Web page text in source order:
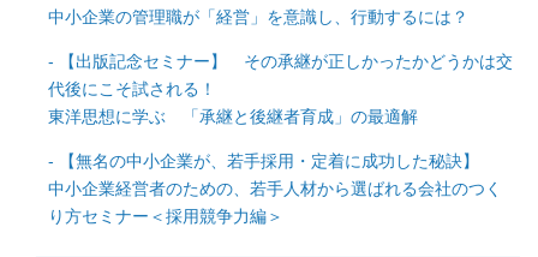
中小企業の管理職が「経営」を意識し、行動するには？
【出版記念セミナー】 その承継が正しかったかどうかは交
代後にこそ試される！
東洋思想に学ぶ 「承継と後継者育成」の最適解
【無名の中小企業が、若手採用・定着に成功した秘訣】
中小企業経営者のための、若手人材から選ばれる会社のつく
り方セミナー＜採用競争力編＞